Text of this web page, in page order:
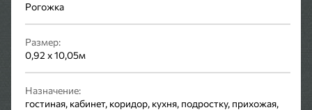
Рогожка
Размер:
0,92 x 10,05м
Назначение:
гостиная, кабинет, коридор, кухня, подростку, прихожая,